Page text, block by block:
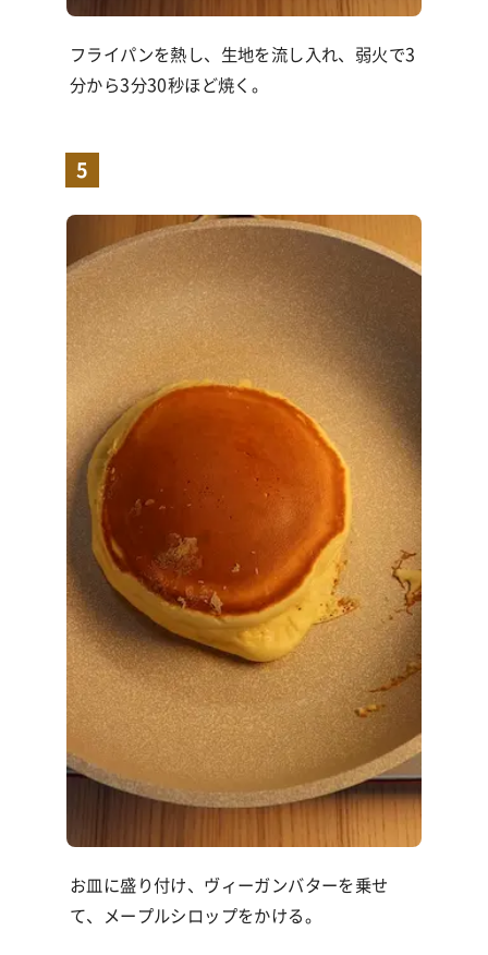
フライパンを熱し、生地を流し入れ、弱火で3
分から3分30秒ほど焼く。
5
お皿に盛り付け、ヴィーガンバターを乗せ
て、メープルシロップをかける。